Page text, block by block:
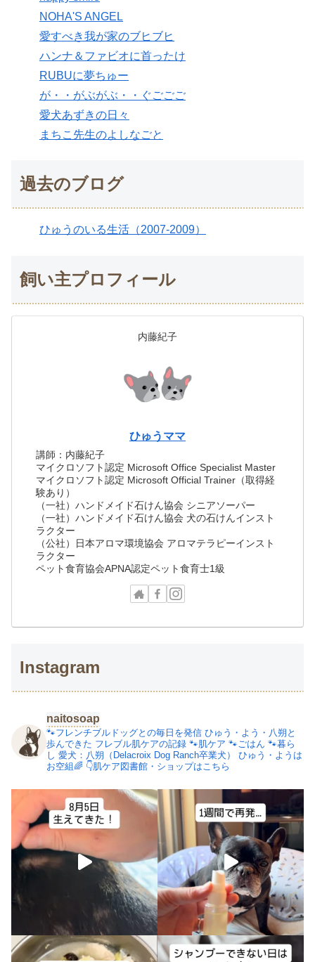
NOHA'S ANGEL
愛すべき我が家のブヒブヒ
ハンナ＆ファビオに首ったけ
RUBUに夢ちゅー
が・・がぶがぶ・・ぐごごご
愛犬あずきの日々
まちこ先生のよしなごと
過去のブログ
ひゅうのいる生活（2007-2009）
飼い主プロフィール
内藤紀子
ひゅうママ
講師：内藤紀子
マイクロソフト認定 Microsoft Office Specialist Master
マイクロソフト認定 Microsoft Official Trainer（取得経
験あり）
（一社）ハンドメイド石けん協会 シニアソーパー
（一社）ハンドメイド石けん協会 犬の石けんインスト
ラクター
（公社）日本アロマ環境協会 アロマテラピーインスト
ラクター
ペット食育協会APNA認定ペット食育士1級
Instagram
naitosoap
🐾フレンチブルドッグとの毎日を発信 ひゅう・よう・八朔と
歩んできた フレブル肌ケアの記録 🐾肌ケア 🐾ごはん 🐾暮ら
し 愛犬：八朔（Delacroix Dog Ranch卒業犬）
ひゅう・ようは
お空組🌈 👇肌ケア図書館・ショップはこちら